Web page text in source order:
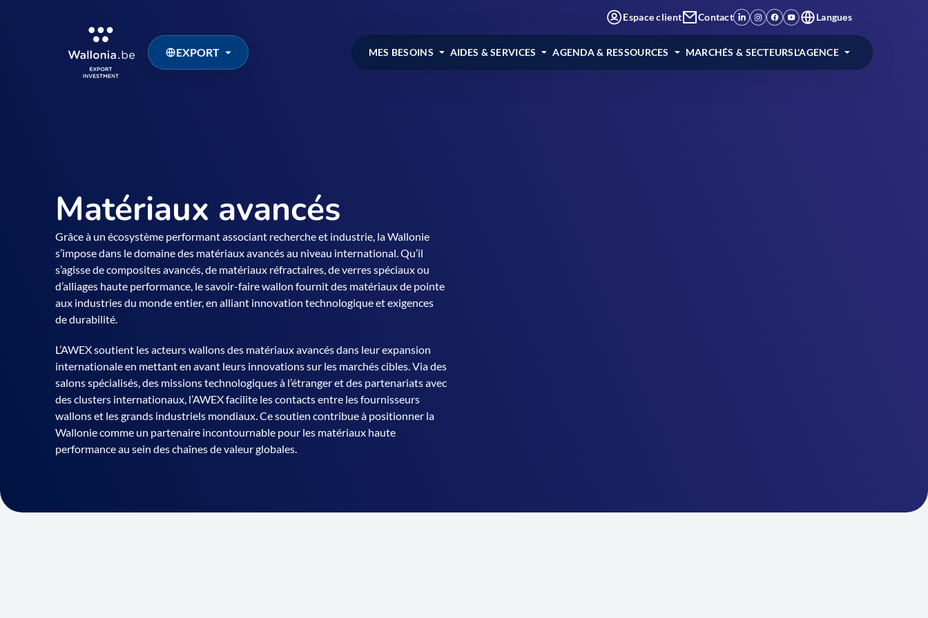
EXPORT
Espace client Contact Langues
MES BESOINS AIDES & SERVICES AGENDA & RESSOURCES MARCHÉS & SECTEURSL'AGENCE
Matériaux avancés
Grâce à un écosystème performant associant recherche et industrie, la Wallonie
s’impose dans le domaine des matériaux avancés au niveau international. Qu’il
s’agisse de composites avancés, de matériaux réfractaires, de verres spéciaux ou
d’alliages haute performance, le savoir-faire wallon fournit des matériaux de pointe
aux industries du monde entier, en alliant innovation technologique et exigences
de durabilité.
L’AWEX soutient les acteurs wallons des matériaux avancés dans leur expansion
internationale en mettant en avant leurs innovations sur les marchés cibles. Via des
salons spécialisés, des missions technologiques à l’étranger et des partenariats avec
des clusters internationaux, l’AWEX facilite les contacts entre les fournisseurs
wallons et les grands industriels mondiaux. Ce soutien contribue à positionner la
Wallonie comme un partenaire incontournable pour les matériaux haute
performance au sein des chaînes de valeur globales.